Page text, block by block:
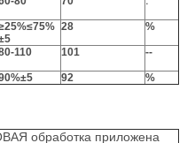
28 %
110 101 --
±5 92 %
обработка приложена